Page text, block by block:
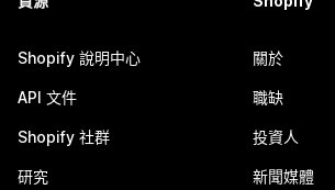
Shopify 說明中心
API 文件
Shopify 社群
研究
關於
職缺
投資人
新聞媒體